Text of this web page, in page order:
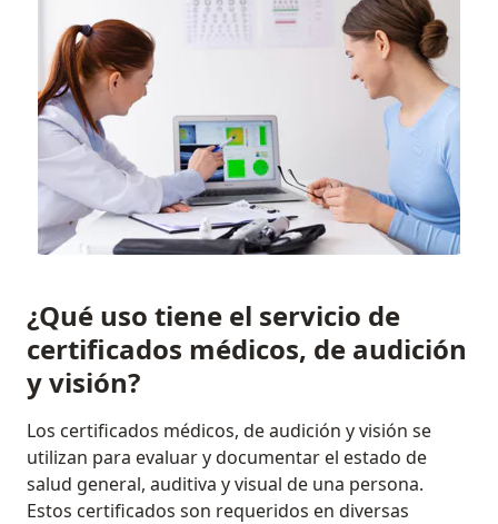
¿Qué uso tiene el servicio de
certificados médicos, de audición
y visión?
Los certificados médicos, de audición y visión se
utilizan para evaluar y documentar el estado de
salud general, auditiva y visual de una persona.
Estos certificados son requeridos en diversas